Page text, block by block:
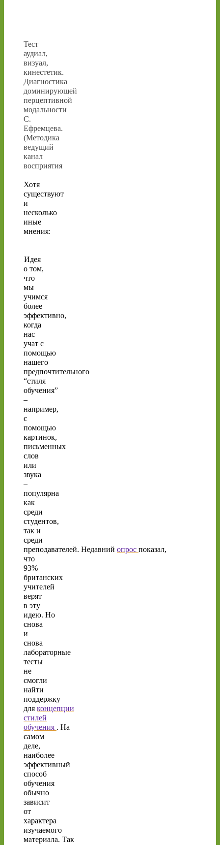
Тест
аудиал,
визуал,
кинестетик.
Диагностика
доминирующей
перцептивной
модальности
С.
Ефремцева.
(Методика
ведущий
канал
восприятия
Хотя
существуют
и
несколько
иные
мнения:
Идея
о том,
что
мы
учимся
более
эффективно,
когда
нас
учат с
помощью
нашего
предпочтительного
“стиля
обучения”
–
например,
с
помощью
картинок,
письменных
слов
или
звука
–
популярна
как
среди
студентов,
так и
среди
преподавателей. Недавний опрос показал,
что
93%
британских
учителей
верят
в эту
идею. Но
снова
и
снова
лабораторные
тесты
не
смогли
найти
поддержку
для концепции
стилей
обучения . На
самом
деле,
наиболее
эффективный
способ
обучения
обычно
зависит
от
характера
изучаемого
материала. Так